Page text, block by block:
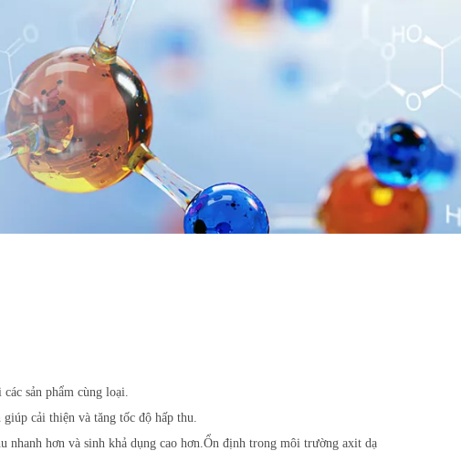
sản phẩm cùng loại.
cải thiện và tăng tốc độ hấp thu.
nhanh hơn và sinh khả dụng cao hơn.Ổn định trong môi trường axit dạ